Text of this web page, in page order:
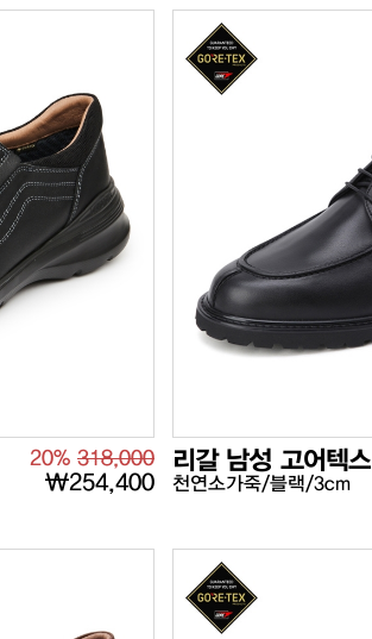
20% 318,000
₩254,400
리갈 남성 고어텍스
천연소가죽/블랙/3cm